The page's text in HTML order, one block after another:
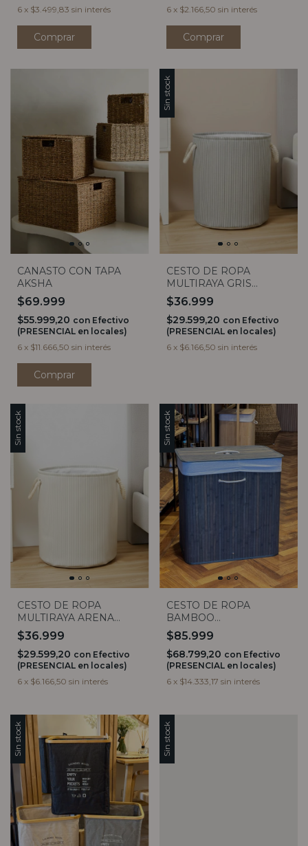
6 x $3.499,83 sin interés
6 x $2.166,50 sin interés
Comprar
CANASTO CON TAPA
AKSHA
$69.999
$55.999,20 con Efectivo
(PRESENCIAL en locales)
6 x $11.666,50 sin interés
Comprar
Sin stock
CESTO DE ROPA
MULTIRAYA GRIS
REDONDO
$36.999
$29.599,20 con Efectivo
(PRESENCIAL en locales)
6 x $6.166,50 sin interés
Sin stock
CESTO DE ROPA
MULTIRAYA ARENA
REDONDO
$36.999
$29.599,20 con Efectivo
(PRESENCIAL en locales)
6 x $6.166,50 sin interés
Sin stock
CESTO DE ROPA
BAMBOO
RECTANGULAR GRIS
DOBLE CON TAPA
$85.999
$68.799,20 con Efectivo
(PRESENCIAL en locales)
6 x $14.333,17 sin interés
Sin stock Sin stock